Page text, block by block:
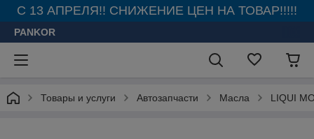
С 13 АПРЕЛЯ!! СНИЖЕНИЕ ЦЕН НА ТОВАР!!!!!
PANKOR
Товары и услуги Автозапчасти Масла LIQUI